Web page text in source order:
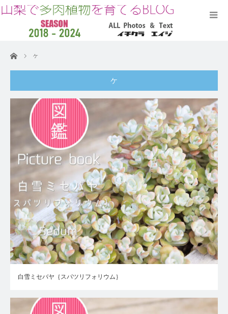
ホーム ケ
ケ
白雪ミセバヤ｛スパツリフォリウム｝